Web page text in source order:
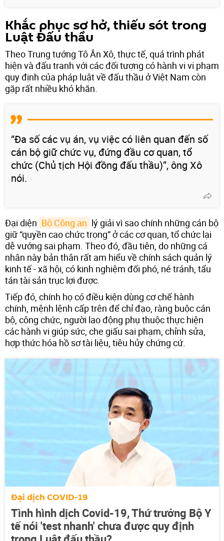
Khắc phục sơ hở, thiếu sót trong
Luật Đấu thầu
Theo Trung tướng Tô Ân Xô, thực tế, quá trình phát
hiện và đấu tranh với các đối tượng có hành vi vi phạm
quy định của pháp luật về đấu thầu ở Việt Nam còn
gặp rất nhiều khó khăn.
“Đa số các vụ án, vụ việc có liên quan đến số
cán bộ giữ chức vụ, đứng đầu cơ quan, tổ
chức (Chủ tịch Hội đồng đấu thầu)”, ông Xô
nói.
Đại diện Bộ Công an lý giải vì sao chính những cán bộ
giữ “quyền cao chức trọng” ở các cơ quan, tổ chức lại
dễ vướng sai phạm. Theo đó, đầu tiên, do những cá
nhân này bản thân rất am hiểu về chính sách quản lý
kinh tế - xã hội, có kinh nghiệm đối phó, né tránh, tẩu
tán tài sản trục lợi được.
Tiếp đó, chính họ có điều kiện dùng cơ chế hành
chính, mệnh lệnh cấp trên để chỉ đạo, ràng buộc cán
bộ, công chức, người lao động phụ thuộc thực hiện
các hành vi giúp sức, che giấu sai phạm, chỉnh sửa,
hợp thức hóa hồ sơ tài liệu, tiêu hủy chứng cứ.
Đại dịch COVID-19
Tình hình dịch Covid-19, Thứ trưởng Bộ Y
tế nói 'test nhanh' chưa được quy định